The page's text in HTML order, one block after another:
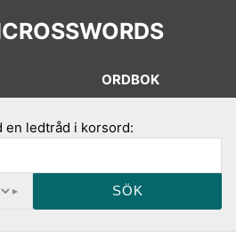
ORDBOK
en ledtråd i korsord:
▸